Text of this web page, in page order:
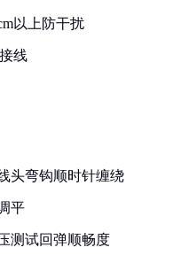
以上防干扰
线
头弯钩顺时针缠绕
平
测试回弹顺畅度